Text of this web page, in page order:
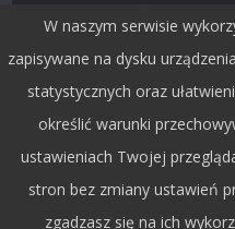
Śledź
W naszym serwisie
zapisywane na dysku
statystycznych oraz
określić warunki
ustawieniach Twojej
stron bez zmiany ustawień
zgadzasz się na ich